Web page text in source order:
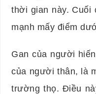
thời gian này. Cuối
mạnh mấy điểm
Gan của người
của người thân, là
trường thọ. Điều